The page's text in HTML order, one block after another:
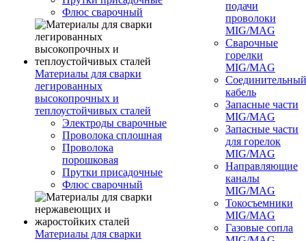
Флюс сварочный
Материалы для сварки
легированных
высокопрочных и
теплоустойчивых сталей
Электроды сварочные
Проволока сплошная
Проволока
порошковая
Прутки присадочные
Флюс сварочный
Материалы для сварки
подачи
проволоки
MIG/MAG
Сварочные
горелки
MIG/MAG
Соединительный
кабель
Запасные части
MIG/MAG
Запасные части
для горелок
MIG/MAG
Направляющие
каналы
MIG/MAG
Токосъемники
MIG/MAG
Газовые сопла